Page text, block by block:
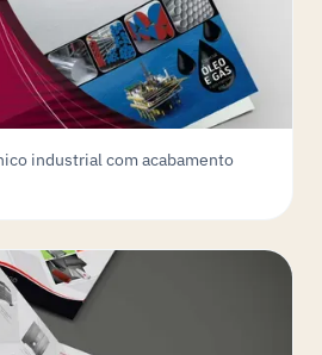
industrial com acabamento